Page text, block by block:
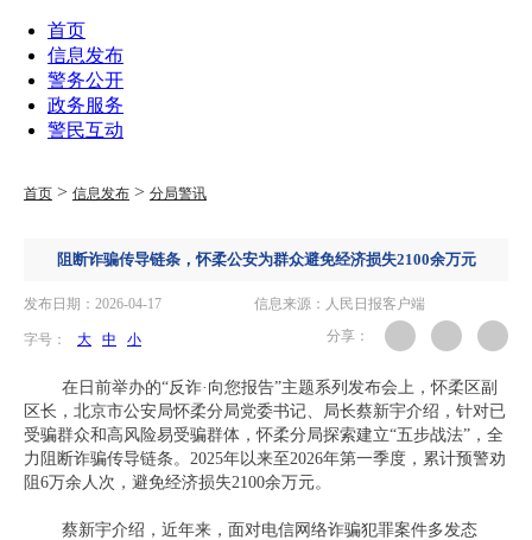
首页
信息发布
警务公开
政务服务
警民互动
首页 > 信息发布 > 分局警讯
阻断诈骗传导链条，怀柔公安为群众避免经济损失2100余万元
发布日期：2026-04-17 信息来源：人民日报客户端
字号： 大 中 小 分享：
在日前举办的“反诈·向您报告”主题系列发布会上，怀柔区副
区长，北京市公安局怀柔分局党委书记、局长蔡新宇介绍，针对已
受骗群众和高风险易受骗群体，怀柔分局探索建立“五步战法”，全
力阻断诈骗传导链条。2025年以来至2026年第一季度，累计预警劝
阻6万余人次，避免经济损失2100余万元。
蔡新宇介绍，近年来，面对电信网络诈骗犯罪案件多发态